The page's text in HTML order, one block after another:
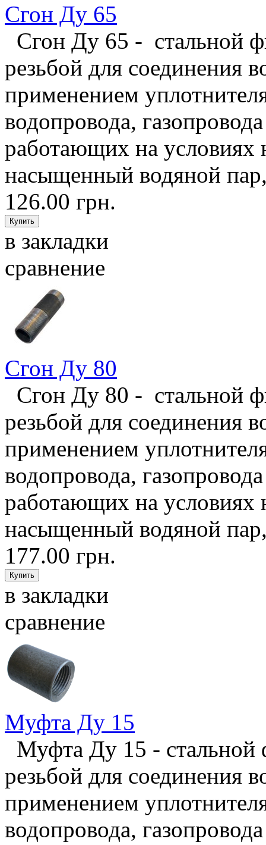
Сгон Ду 65
Сгон Ду 65 - стальной
резьбой для соединения
применением
водопровода,
работающих на условиях
насыщенный водяной
126.00 грн.
в закладки
сравнение
Сгон Ду 80
Сгон Ду 80 - стальной
резьбой для соединения
применением
водопровода,
работающих на условиях
насыщенный водяной
177.00 грн.
в закладки
сравнение
Муфта Ду 15
Муфта Ду 15 - стальной
резьбой для соединения
применением
водопровода,